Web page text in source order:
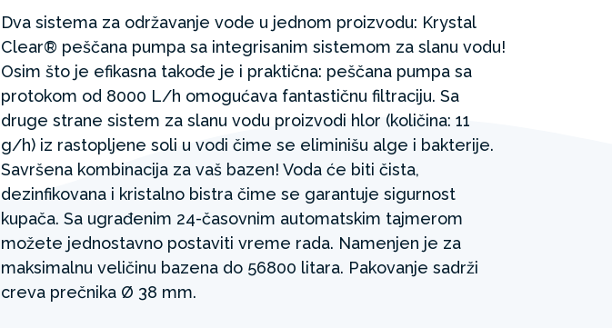
Dva sistema za održavanje vode u jednom proizvodu: Krystal
Clear® peščana pumpa sa integrisanim sistemom za slanu vodu!
Osim što je efikasna takođe je i praktična: peščana pumpa sa
protokom od 8000 L/h omogućava fantastičnu filtraciju. Sa
druge strane sistem za slanu vodu proizvodi hlor (količina: 11
g/h) iz rastopljene soli u vodi čime se eliminišu alge i bakterije.
Savršena kombinacija za vaš bazen! Voda će biti čista,
dezinfikovana i kristalno bistra čime se garantuje sigurnost
kupača. Sa ugrađenim 24-časovnim automatskim tajmerom
možete jednostavno postaviti vreme rada. Namenjen je za
maksimalnu veličinu bazena do 56800 litara. Pakovanje sadrži
creva prečnika Ø 38 mm. ​